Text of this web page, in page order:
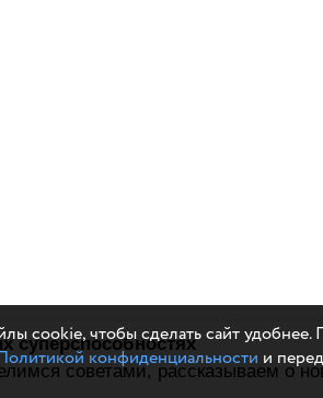
суперспособностях
советами, рассказываем о
cookie, чтобы сделать сайт удобнее.
конфиденциальности и